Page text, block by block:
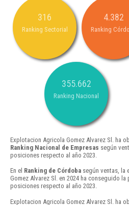
316
Ranking Sectorial
4.382
Ranking
355.662
Ranking Nacional
Explotacion Agricola Gomez Alvarez Sl. ha
Ranking Nacional de Empresas según
posiciones respecto al año 2023.
En el Ranking de Córdoba según ventas, la
Gomez Alvarez Sl. en 2024 ha conseguido
posiciones respecto al año 2023.
Explotacion Agricola Gomez Alvarez Sl. ha